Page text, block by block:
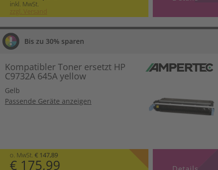
inkl. MwSt.
zzgl. Versand
Bis zu 30% sparen
Kompatibler Toner ersetzt HP
C9732A 645A yellow
Gelb
Passende Geräte anzeigen
o. MwSt. € 147,89
€ 175,99